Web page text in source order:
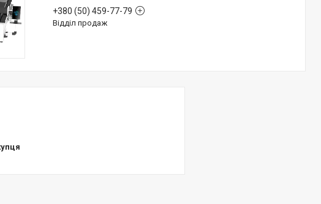
+380 (50) 459-77-79
Відділ продаж